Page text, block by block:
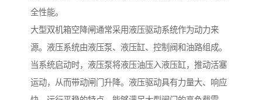
全性能。
大型双机箱空降闸通常采用液压驱动系统作为动力来
源。液压系统由液压泵、液压缸、控制阀和油路组成。
当系统启动时，液压泵将液压油压入液压缸，推动活塞
运动，从而带动闸门升降。液压驱动具有力量大、响应